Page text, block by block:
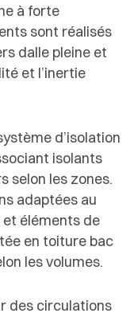
à forte
sont réalisés
dalle pleine et
et l’inertie
d’isolation
isolants
selon les zones.
adaptées au
éléments de
en toiture bac
les volumes.
des circulations